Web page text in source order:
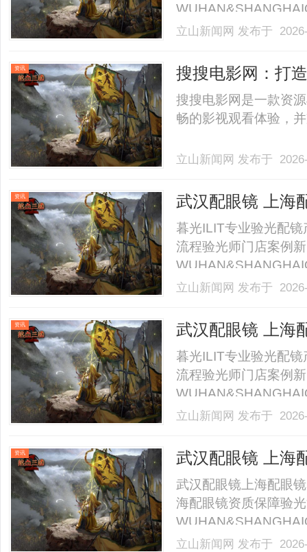
业验光配镜的写字楼
40%-60%优惠，兼顾
立山新闻网 发布于
资讯 搜搜电影网：打
搜搜电影网是一款资
畅的影视观看体验，
立山新闻网 发布于
资讯 武汉配眼镜 上海
暮光ILIT专业验光配
流程验光师门店案例
业验光配镜的写字楼
40%-60%优惠，兼顾
立山新闻网 发布于
资讯 武汉配眼镜 上海
暮光ILIT专业验光配
流程验光师门店案例
业验光配镜的写字楼
40%-60%优惠，兼顾
立山新闻网 发布于
资讯 武汉配眼镜 上海
武汉配眼镜上海配眼
海配眼镜资质保障验
业验光配镜的写字楼
立山新闻网 发布于